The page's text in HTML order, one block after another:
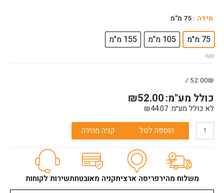
מידה : 75 מ"מ
75 מ"מ 105 מ"מ 155 מ"מ
נקה
52.00₪ /
₪52.00כולל מע"מ:
לא כולל מע״מ: ₪44.07
כמות
משוריות
מילווקי
לגקסו
חיבור
הוספה לסל קניה מהירה
משלוח מהירפריסה ארציתקניה מאובטחתשירות לקוחות